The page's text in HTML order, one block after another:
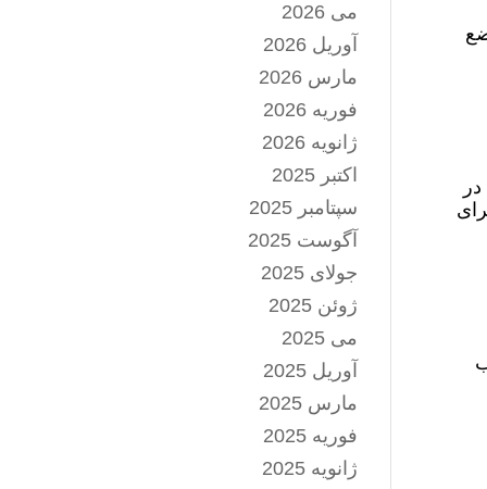
می 2026
آوریل 2026
مارس 2026
فوریه 2026
ژانویه 2026
اکتبر 2025
سپتامبر 2025
آگوست 2025
جولای 2025
ژوئن 2025
می 2025
آوریل 2025
مارس 2025
فوریه 2025
ژانویه 2025